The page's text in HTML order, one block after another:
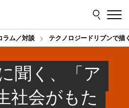
ラム／対談 テクノロジードリブンで描
聞く、「ア
社会がもた